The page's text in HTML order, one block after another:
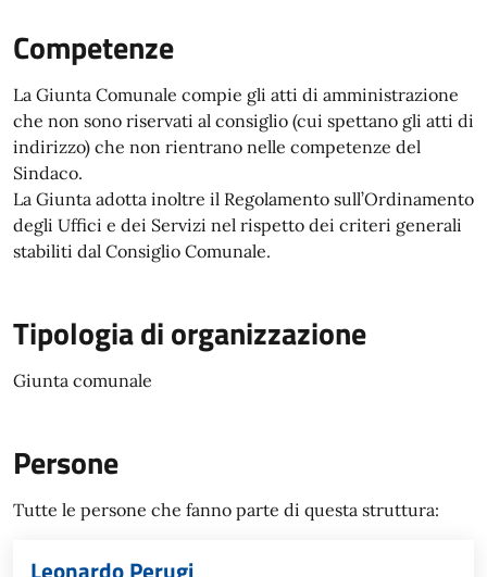
Competenze
La Giunta Comunale compie gli atti di amministrazione
che non sono riservati al consiglio (cui spettano gli atti di
indirizzo) che non rientrano nelle competenze del
Sindaco.
La Giunta adotta inoltre il Regolamento sull’Ordinamento
degli Uffici e dei Servizi nel rispetto dei criteri generali
stabiliti dal Consiglio Comunale.
Tipologia di organizzazione
Giunta comunale
Persone
Tutte le persone che fanno parte di questa struttura: